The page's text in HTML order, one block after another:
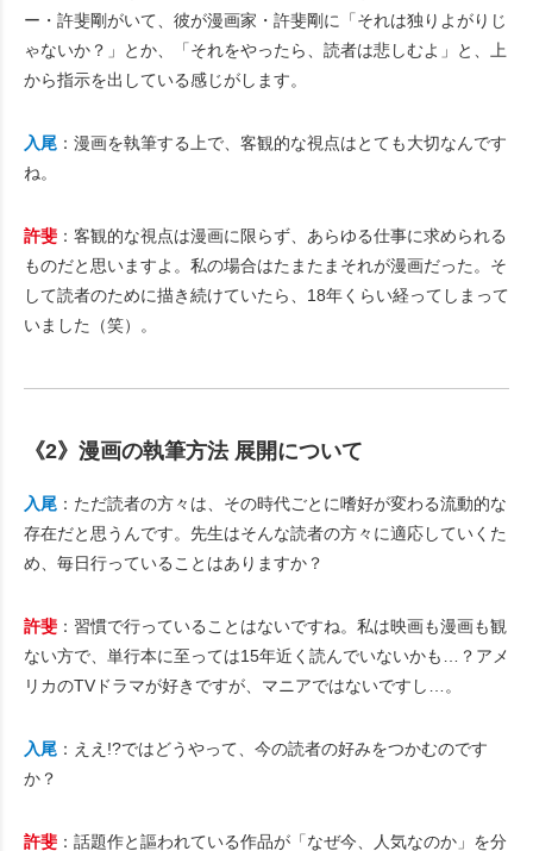
ー・許斐剛がいて、彼が漫画家・許斐剛に「それは独りよがりじ
ゃないか？」とか、「それをやったら、読者は悲しむよ」と、上
から指示を出している感じがします。
入尾 ：漫画を執筆する上で、客観的な視点はとても大切なんです
ね。
許斐 ：客観的な視点は漫画に限らず、あらゆる仕事に求められる
ものだと思いますよ。私の場合はたまたまそれが漫画だった。そ
して読者のために描き続けていたら、18年くらい経ってしまって
いました（笑）。
《2》漫画の執筆方法 展開について
入尾 ：ただ読者の方々は、その時代ごとに嗜好が変わる流動的な
存在だと思うんです。先生はそんな読者の方々に適応していくた
め、毎日行っていることはありますか？
許斐 ：習慣で行っていることはないですね。私は映画も漫画も観
ない方で、単行本に至っては15年近く読んでいないかも…？アメ
リカのTVドラマが好きですが、マニアではないですし…。
入尾 ：ええ!?ではどうやって、今の読者の好みをつかむのです
か？
許斐 ：話題作と謳われている作品が「なぜ今、人気なのか」を分